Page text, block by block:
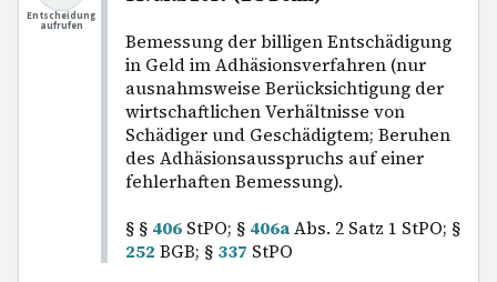
Bemessung der billigen Entschädigung
in Geld im Adhäsionsverfahren (nur
ausnahmsweise Berücksichtigung der
wirtschaftlichen Verhältnisse von
Schädiger und Geschädigtem; Beruhen
des Adhäsionsausspruchs auf einer
fehlerhaften Bemessung).
§ § 406 StPO; § 406aAbs. 2 Satz 1 StPO; §
252 BGB; § 337 StPO
Entscheidung
aufrufen